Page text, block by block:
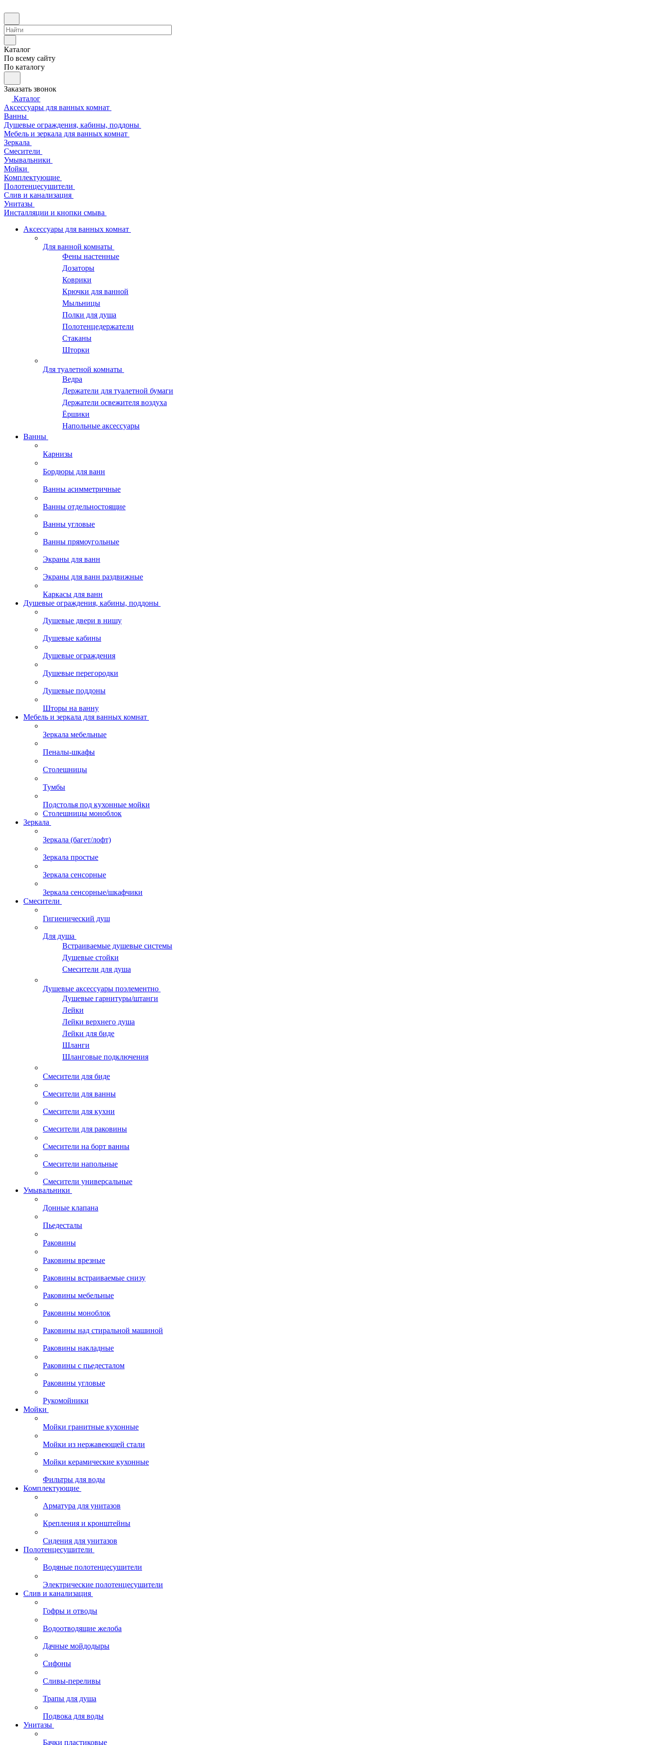
Каталог
По всему сайту
По каталогу
Заказать звонок
Каталог
Аксессуары для ванных комнат
Ванны
Душевые ограждения, кабины, поддоны
Мебель и зеркала для ванных комнат
Зеркала
Смесители
Умывальники
Мойки
Комплектующие
Полотенцесушители
Слив и канализация
Унитазы
Инсталляции и кнопки смыва
Аксессуары для ванных комнат
Для ванной комнаты
Фены настенные
Дозаторы
Коврики
Крючки для ванной
Мыльницы
Полки для душа
Полотенцедержатели
Стаканы
Шторки
Для туалетной комнаты
Ведра
Держатели для туалетной бумаги
Держатели освежителя воздуха
Ёршики
Напольные аксессуары
Ванны
Карнизы
Бордюры для ванн
Ванны асимметричные
Ванны отдельностоящие
Ванны угловые
Ванны прямоугольные
Экраны для ванн
Экраны для ванн раздвижные
Каркасы для ванн
Душевые ограждения, кабины, поддоны
Душевые двери в нишу
Душевые кабины
Душевые ограждения
Душевые перегородки
Душевые поддоны
Шторы на ванну
Мебель и зеркала для ванных комнат
Зеркала мебельные
Пеналы-шкафы
Столешницы
Тумбы
Подстолья под кухонные мойки
Столешницы моноблок
Зеркала
Зеркала (багет/лофт)
Зеркала простые
Зеркала сенсорные
Зеркала сенсорные/шкафчики
Смесители
Гигиенический душ
Для душа
Встраиваемые душевые системы
Душевые стойки
Смесители для душа
Душевые аксессуары поэлементно
Душевые гарнитуры/штанги
Лейки
Лейки верхнего душа
Лейки для биде
Шланги
Шланговые подключения
Смесители для биде
Смесители для ванны
Смесители для кухни
Смесители для раковины
Смесители на борт ванны
Смесители напольные
Смесители универсальные
Умывальники
Донные клапана
Пьедесталы
Раковины
Раковины врезные
Раковины встраиваемые снизу
Раковины мебельные
Раковины моноблок
Раковины над стиральной машиной
Раковины накладные
Раковины с пьедесталом
Раковины угловые
Рукомойники
Мойки
Мойки гранитные кухонные
Мойки из нержавеющей стали
Мойки керамические кухонные
Фильтры для воды
Комплектующие
Арматура для унитазов
Крепления и кронштейны
Сидения для унитазов
Полотенцесушители
Водяные полотенцесушители
Электрические полотенцесушители
Слив и канализация
Гофры и отводы
Водоотводящие желоба
Дачные мойдодыры
Сифоны
Сливы-переливы
Трапы для душа
Подвока для воды
Унитазы
Бачки пластиковые